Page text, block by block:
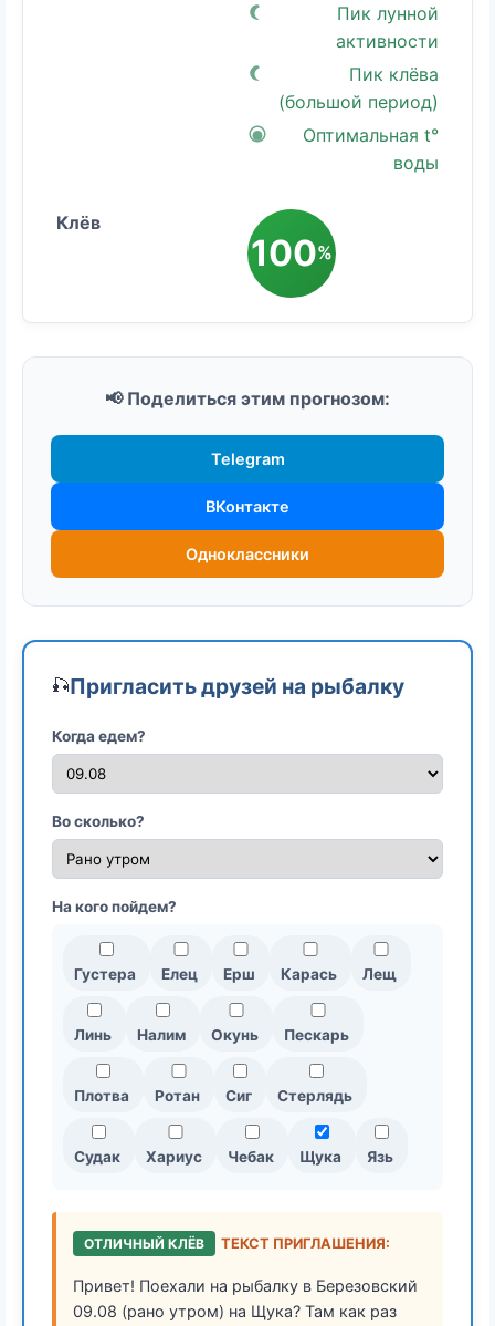
Пик лунной
активности
Пик клёва
(большой период)
Оптимальная t°
воды
100%
📢 Поделиться этим прогнозом:
Telegram
ВКонтакте
Одноклассники
🎣Пригласить друзей на рыбалку
Когда едем?
Во сколько?
На кого пойдем?
Густера Елец Ерш Карась Лещ
Линь Налим Окунь Пескарь
Плотва Ротан Сиг Стерлядь
Судак Хариус Чебак Щука Язь
ОТЛИЧНЫЙ КЛЁВ ТЕКСТ ПРИГЛАШЕНИЯ:
Привет! Поехали на рыбалку в Березовский
09.08 (рано утром) на Щука? Там как раз